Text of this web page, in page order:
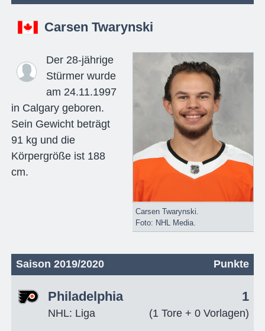
Carsen Twarynski
Carsen Twarynski.
Foto: NHL Media.
Der 28-jährige
Stürmer wurde
am 24.11.1997
in Calgary geboren.
Sein Gewicht beträgt
91 kg und die
Körpergröße ist 188
cm.
Saison 2019/2020 Punkte
Philadelphia
NHL: Liga
1
(1 Tore + 0 Vorlagen)